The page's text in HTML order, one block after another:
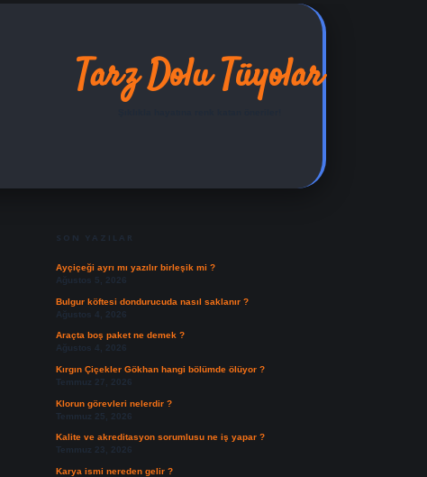
Tarz Dolu Tüyolar
SON YAZILAR
Ayçiçeği ayrı mı yazılır birleşik mi ?
Ağustos 5, 2026
Bulgur köftesi dondurucuda nasıl saklanır ?
Ağustos 4, 2026
Araçta boş paket ne demek ?
Ağustos 4, 2026
Kırgın Çiçekler Gökhan hangi bölümde ölüyor ?
Temmuz 27, 2026
Klorun görevleri nelerdir ?
Temmuz 25, 2026
Kalite ve akreditasyon sorumlusu ne iş yapar ?
Temmuz 23, 2026
Karya ismi nereden gelir ?